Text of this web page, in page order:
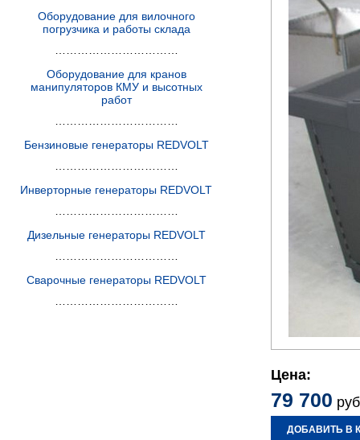
Оборудование для вилочного
погрузчика и работы склада
Оборудование для кранов
манипуляторов КМУ и высотных
работ
Бензиновые генераторы REDVOLT
Инверторные генераторы REDVOLT
Дизельные генераторы REDVOLT
Сварочные генераторы REDVOLT
Цена:
79 700
ДОБАВИТЬ В